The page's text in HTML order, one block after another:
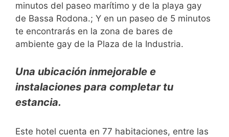
minutos del paseo marítimo y de la playa gay
de Bassa Rodona.; Y en un paseo de 5 minutos
te encontrarás en la zona de bares de
ambiente gay de la Plaza de la Industria.
Una ubicación inmejorable e
instalaciones para completar tu
estancia.
Este hotel cuenta en 77 habitaciones, entre las